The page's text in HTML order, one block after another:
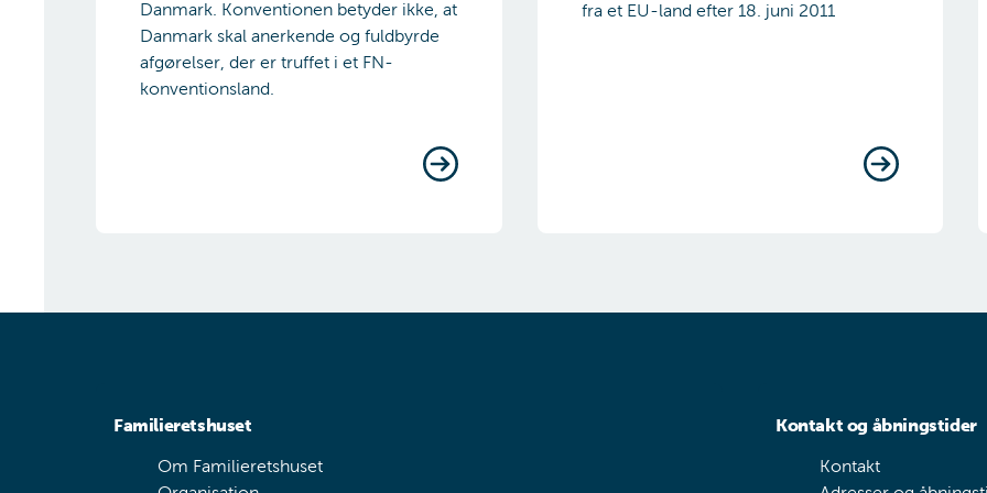
Danmark. Konventionen betyder ikke, at
Danmark skal anerkende og fuldbyrde
afgørelser, der er truffet i et FN-
konventionsland.
fra et EU-land efter 18. juni 2011
Familieretshuset
Om Familieretshuset
Kontakt og åbningstider
Kontakt